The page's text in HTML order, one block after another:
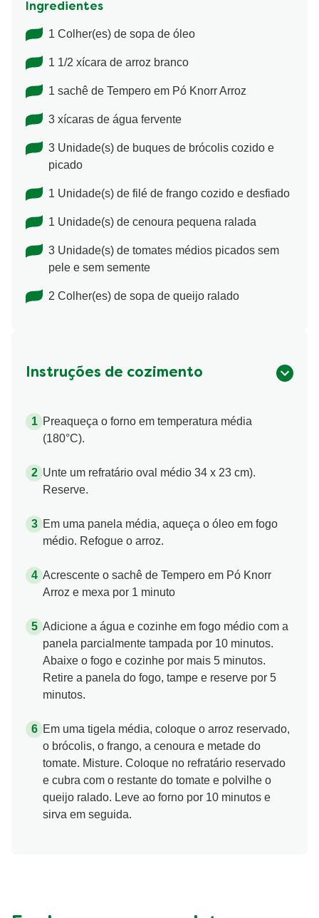
Ingredientes
1 Colher(es) de sopa de óleo
1 1/2 xícara de arroz branco
1 sachê de Tempero em Pó Knorr Arroz
3 xícaras de água fervente
3 Unidade(s) de buques de brócolis cozido e
picado
1 Unidade(s) de filé de frango cozido e desfiado
1 Unidade(s) de cenoura pequena ralada
3 Unidade(s) de tomates médios picados sem
pele e sem semente
2 Colher(es) de sopa de queijo ralado
Instruções de cozimento
Preaqueça o forno em temperatura média
(180°C).
Unte um refratário oval médio 34 x 23 cm).
Reserve.
Em uma panela média, aqueça o óleo em fogo
médio. Refogue o arroz.
Acrescente o sachê de Tempero em Pó Knorr
Arroz e mexa por 1 minuto
Adicione a água e cozinhe em fogo médio com a
panela parcialmente tampada por 10 minutos.
Abaixe o fogo e cozinhe por mais 5 minutos.
Retire a panela do fogo, tampe e reserve por 5
minutos.
Em uma tigela média, coloque o arroz reservado,
o brócolis, o frango, a cenoura e metade do
tomate. Misture. Coloque no refratário reservado
e cubra com o restante do tomate e polvilhe o
queijo ralado. Leve ao forno por 10 minutos e
sirva em seguida.